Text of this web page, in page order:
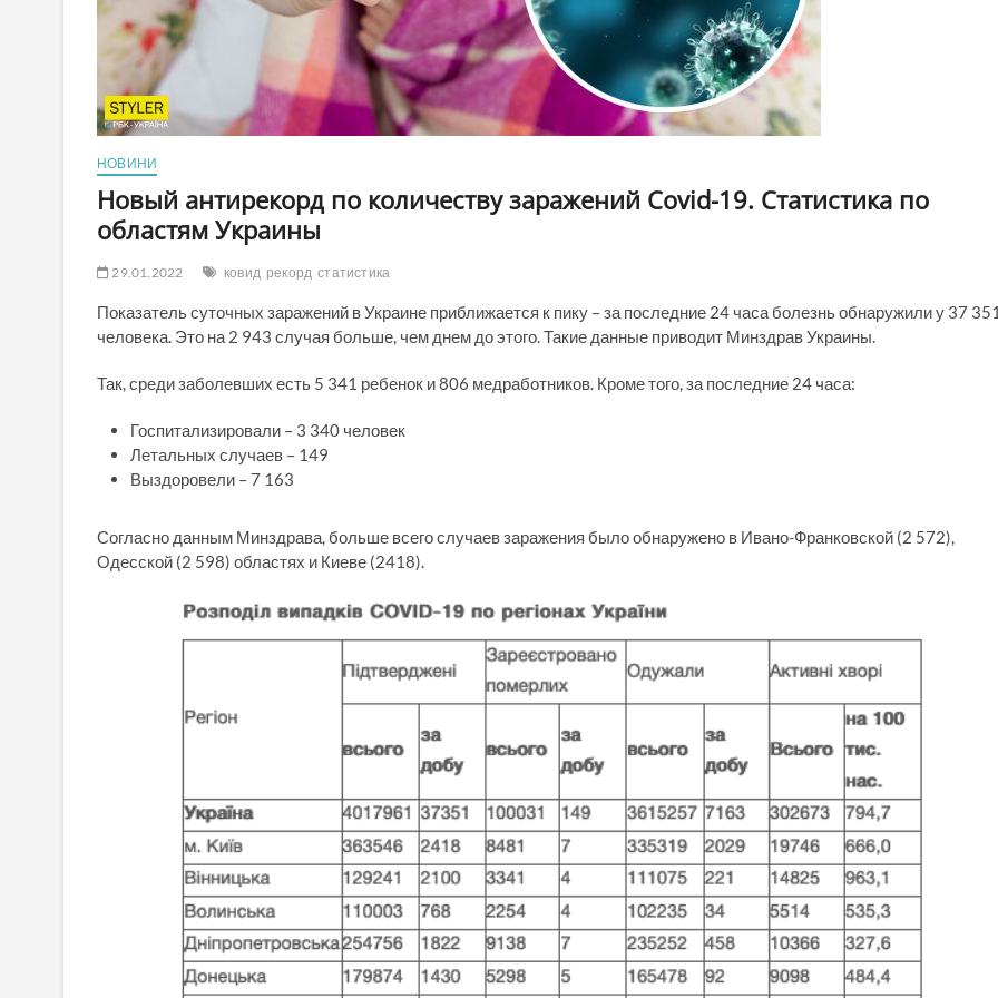
НОВИНИ
Новый антирекорд по количеству заражений Covid-19. Статистика по
областям Украины
29.01.2022 ковид рекорд статистика
Показатель суточных заражений в Украине приближается к пику – за последние 24 часа болезнь обнаружили у 37
человека. Это на 2 943 случая больше, чем днем до этого. Такие данные приводит Минздрав Украины.
Так, среди заболевших есть 5 341 ребенок и 806 медработников. Кроме того, за последние 24 часа:
Госпитализировали – 3 340 человек
Летальных случаев – 149
Выздоровели – 7 163
Согласно данным Минздрава, больше всего случаев заражения было обнаружено в Ивано-Франковской (2 572),
Одесской (2 598) областях и Киеве (2418).